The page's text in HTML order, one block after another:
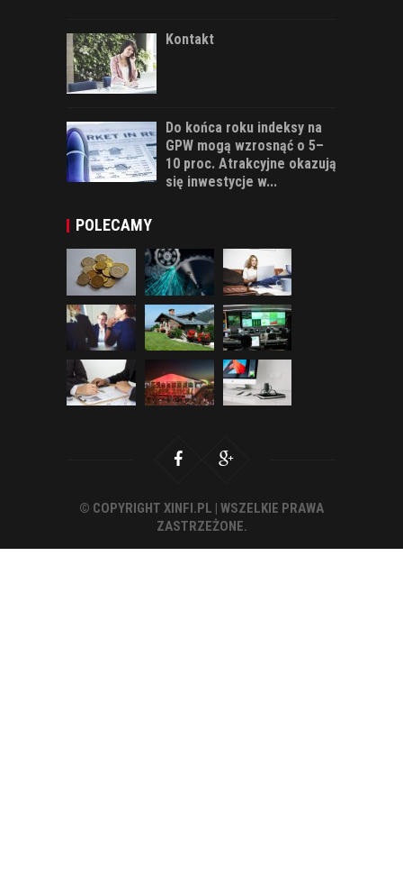
Kontakt
Do końca roku indeksy na
GPW mogą wzrosnąć o 5–
10 proc. Atrakcyjne okazują
się inwestycje w...
POLECAMY
© COPYRIGHT XINFI.PL | WSZELKIE PRAWA
ZASTRZEŻONE.